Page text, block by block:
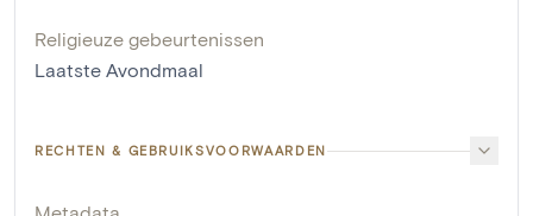
Religieuze gebeurtenissen
Laatste Avondmaal
RECHTEN & GEBRUIKSVOORWAARDEN